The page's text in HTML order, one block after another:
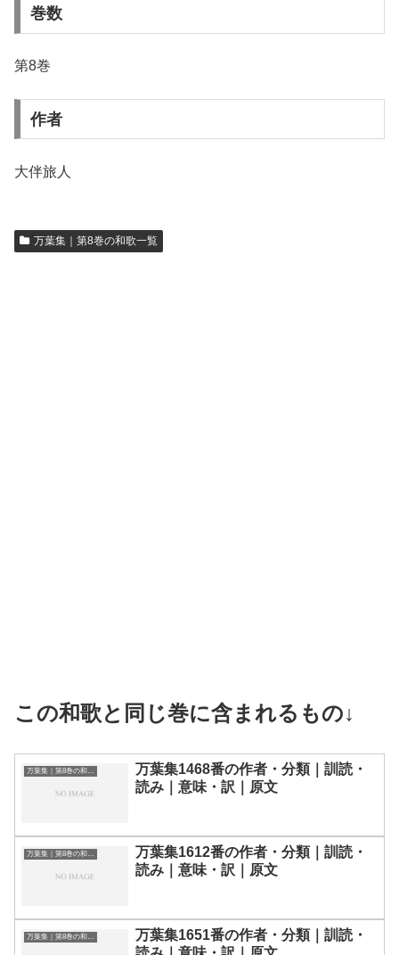
巻数
第8巻
作者
大伴旅人
万葉集｜第8巻の和歌一覧
この和歌と同じ巻に含まれるもの↓
万葉集1468番の作者・分類｜訓読・
読み｜意味・訳｜原文
万葉集｜第8巻の和歌一覧
万葉集1612番の作者・分類｜訓読・
読み｜意味・訳｜原文
万葉集｜第8巻の和歌一覧
万葉集1651番の作者・分類｜訓読・